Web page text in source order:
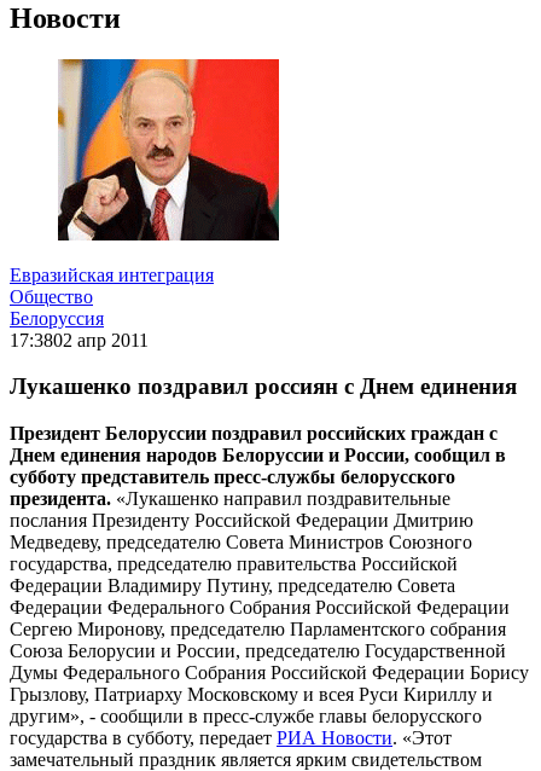
Новости
Евразийская интеграция
Общество
Белоруссия
17:3802 апр 2011
Лукашенко поздравил россиян с Днем единения
Президент Белоруссии поздравил российских граждан с
Днем единения народов Белоруссии и России, сообщил в
субботу представитель пресс-службы белорусского
президента. «Лукашенко направил поздравительные
послания Президенту Российской Федерации Дмитрию
Медведеву, председателю Совета Министров Союзного
государства, председателю правительства Российской
Федерации Владимиру Путину, председателю Совета
Федерации Федерального Собрания Российской Федерации
Сергею Миронову, председателю Парламентского собрания
Союза Белорусии и России, председателю Государственной
Думы Федерального Собрания Российской Федерации Борису
Грызлову, Патриарху Московскому и всея Руси Кириллу и
другим», - сообщили в пресс-службе главы белорусского
государства в субботу, передает РИА Новости. «Этот
замечательный праздник является ярким свидетельством